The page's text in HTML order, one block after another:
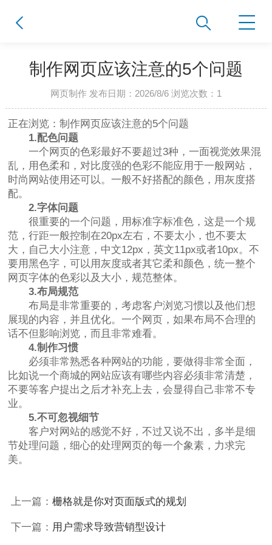
制作网页应该注意的5个问题
网页制作 发布日期：2026/8/6 浏览次数： 1
正在浏览：制作网页应该注意的5个问题
1.配色问题
一个网页的色彩最好不要超过3种，一面视觉效果混
乱，用色柔和，对比度强的色彩不能应用于一般网站，
时尚网站使用还可以。一般不好搭配的颜色，用灰度搭
配。
2.字体问题
很重要的一个问题，用标准字标准色，这是一个规
范，行距一般控制在20px左右，不要太小，也不要太
大，自己大小注意，中文12px，英文11px或者10px。不
要用黑色字，可以用灰度或者其它柔和颜色，统一整个
网页字体的色彩以及大小，规范整体。
3.布局规范
布局是非常重要的，考虑客户浏览习惯以及他们想
展现的内容，并且优化。一个网页，如果布局不合理的
话不但影响浏览，而且非常难看。
4.制作习惯
必须非常熟悉各种网站的功能，要做得非常全面，
比如说一个商城的网站应该有哪些内容必须非常清楚，
不要等客户提出之后才补充上去，会显得自己非常不专
业。
5.不可忽视细节
客户对网站的感觉不好，不过又说不出，多半是细
节处理问题，细心的处理网页的每一个象素，力求完
美。
上一篇： 栅格就是你对页面版式的规划
下一篇： 用户需求导致营销型设计